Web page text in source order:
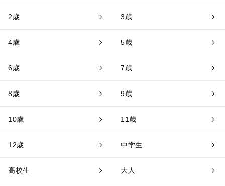
2歳 3歳
4歳 5歳
6歳 7歳
8歳 9歳
10歳 11歳
12歳 中学生
高校生 大人